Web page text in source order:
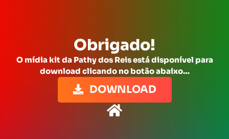
Obrigado!
O mídia kit da Pathy dos Reis está disponível para
download clicando no botão abaixo…
DOWNLOAD